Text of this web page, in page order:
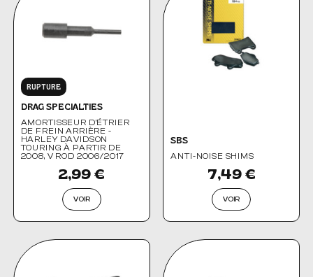
RUPTURE
DRAG SPECIALTIES
AMORTISSEUR D'ÉTRIER
DE FREIN ARRIÈRE -
HARLEY DAVIDSON
TOURING À PARTIR DE
2008, V ROD 2006/2017
2,99 €
VOIR
SBS
ANTI-NOISE SHIMS
7,49 €
VOIR